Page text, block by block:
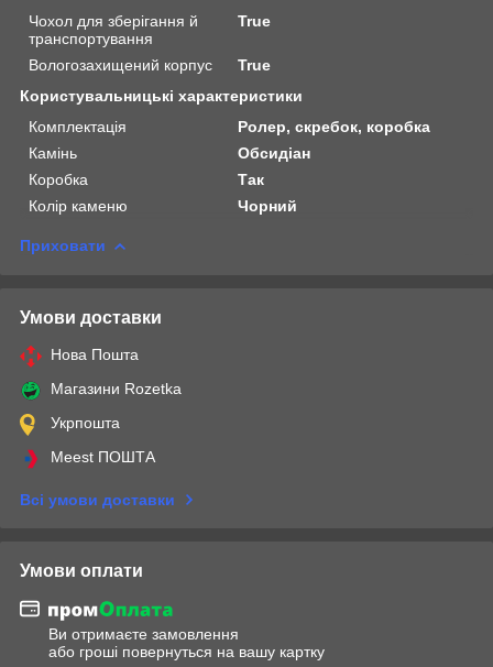
Чохол для зберігання й
транспортування
True
Вологозахищений корпус
True
Користувальницькі характеристики
Комплектація
Ролер, скребок, коробка
Камінь
Обсидіан
Коробка
Так
Колір каменю
Чорний
Приховати
Умови доставки
Нова Пошта
Магазини Rozetka
Укрпошта
Meest ПОШТА
Всі умови доставки
Умови оплати
Ви отримаєте замовлення
або гроші повернуться на вашу картку